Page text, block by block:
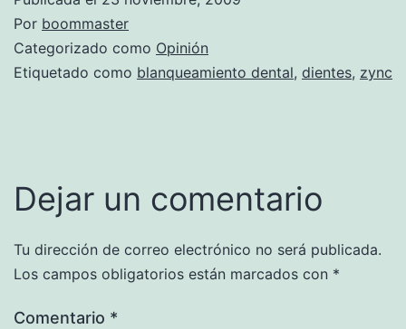
Por boommaster
Categorizado como Opinión
Etiquetado como blanqueamiento dental, dientes, zync
Dejar un comentario
Tu dirección de correo electrónico no será publicada.
Los campos obligatorios están marcados con *
Comentario *